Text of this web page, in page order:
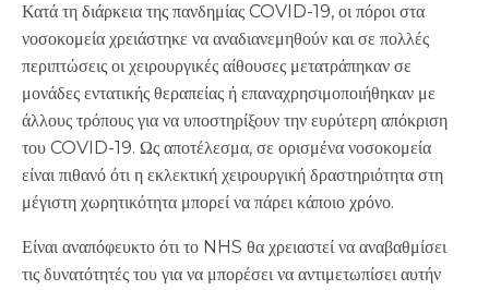
Κατά τη διάρκεια της πανδημίας COVID-19, οι πόροι στα
νοσοκομεία χρειάστηκε να αναδιανεμηθούν και σε πολλές
περιπτώσεις οι χειρουργικές αίθουσες μετατράπηκαν σε
μονάδες εντατικής θεραπείας ή επαναχρησιμοποιήθηκαν με
άλλους τρόπους για να υποστηρίξουν την ευρύτερη απόκριση
του COVID-19. Ως αποτέλεσμα, σε ορισμένα νοσοκομεία
είναι πιθανό ότι η εκλεκτική χειρουργική δραστηριότητα στη
μέγιστη χωρητικότητα μπορεί να πάρει κάποιο χρόνο.
Είναι αναπόφευκτο ότι το NHS θα χρειαστεί να αναβαθμίσει
τις δυνατότητές του για να μπορέσει να αντιμετωπίσει αυτήν